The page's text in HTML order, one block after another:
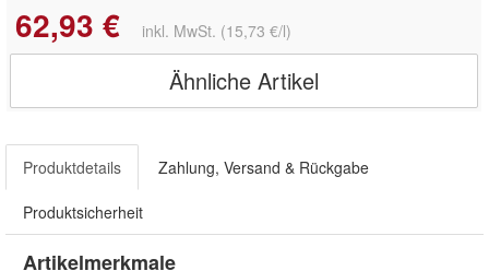
62,93 € inkl. MwSt. (15,73 €/l)
Ähnliche Artikel
Produktdetails Zahlung, Versand & Rückgabe
Produktsicherheit
Artikelmerkmale